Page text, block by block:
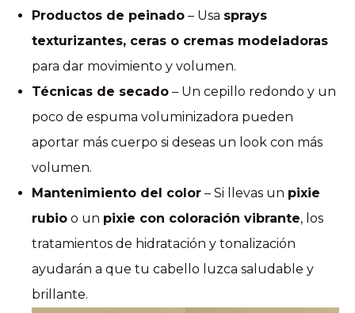
Productos de peinado – Usa sprays
texturizantes, ceras o cremas modeladoras
para dar movimiento y volumen.
Técnicas de secado – Un cepillo redondo y un
poco de espuma voluminizadora pueden
aportar más cuerpo si deseas un look con más
volumen.
Mantenimiento del color – Si llevas un pixie
rubio o un pixie con coloración vibrante, los
tratamientos de hidratación y tonalización
ayudarán a que tu cabello luzca saludable y
brillante.